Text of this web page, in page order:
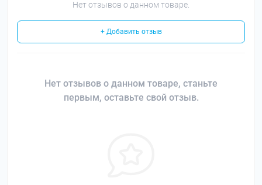
Нет отзывов о данном товаре.
+ Добавить отзыв
Нет отзывов о данном товаре, станьте
первым, оставьте свой отзыв.